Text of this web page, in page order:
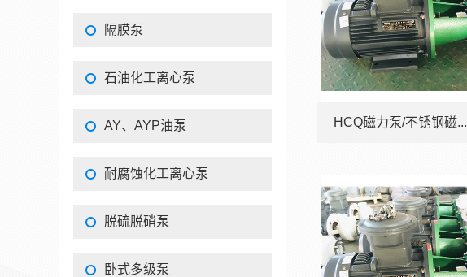
隔膜泵
石油化工离心泵
AY、AYP油泵
耐腐蚀化工离心泵
脱硫脱硝泵
卧式多级泵
HCQ磁力泵/不锈钢磁...